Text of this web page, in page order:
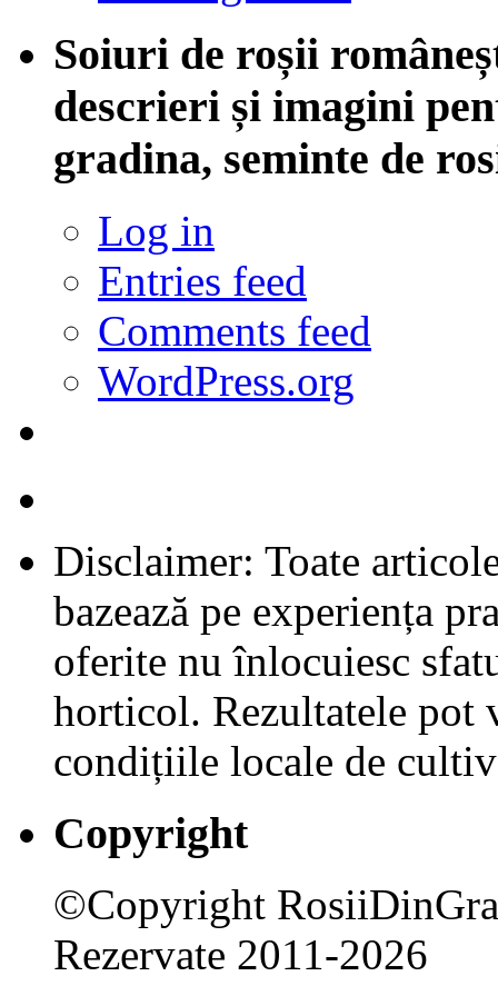
Soiuri de roșii
descrieri și imagini
gradina, seminte de
Log in
Entries feed
Comments feed
WordPress.org
Disclaimer: Toate
bazează pe experiența
oferite nu înlocuiesc
horticol. Rezultatele pot
condițiile locale de
Copyright
©Copyright
Rezervate 2011-2026